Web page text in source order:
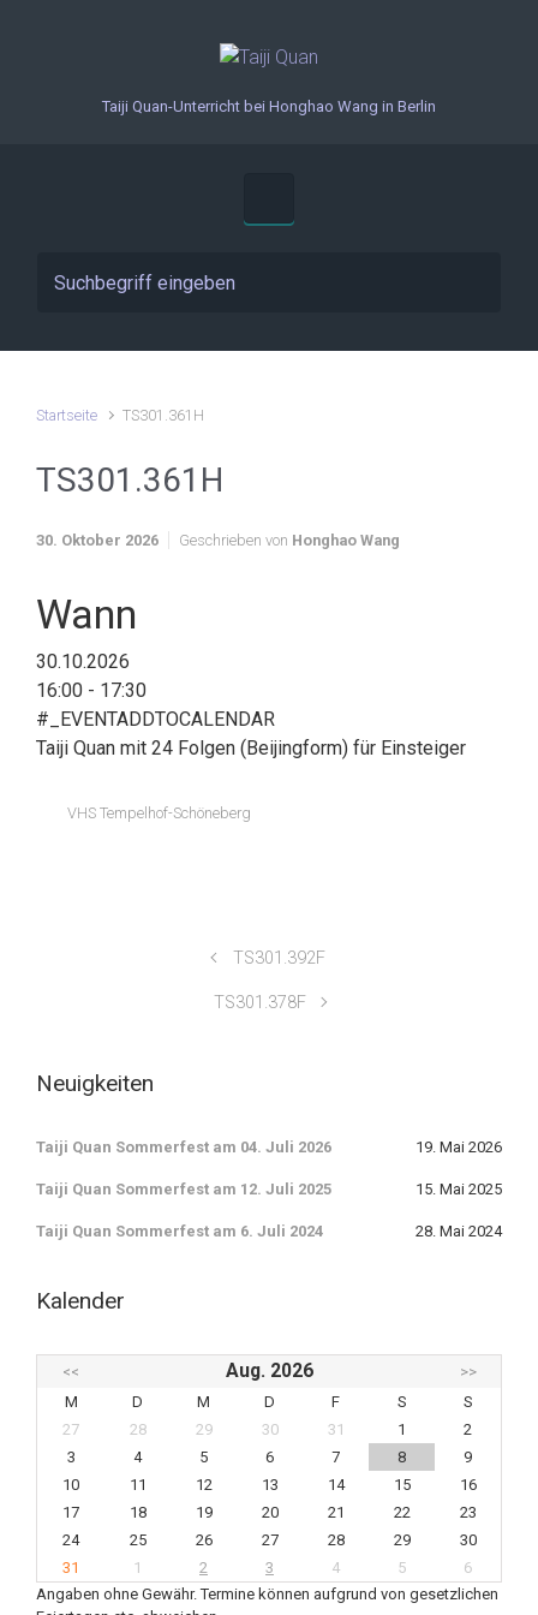
Taiji Quan-Unterricht bei Honghao Wang in Berlin
Startseite TS301.361H
TS301.361H
30. Oktober 2026 Geschrieben von Honghao Wang
Wann
30.10.2026
16:00 - 17:30
#_EVENTADDTOCALENDAR
Taiji Quan mit 24 Folgen (Beijingform) für Einsteiger
VHS Tempelhof-Schöneberg
TS301.392F
TS301.378F
Neuigkeiten
Taiji Quan Sommerfest am 04. Juli 2026 19. Mai 2026
Taiji Quan Sommerfest am 12. Juli 2025 15. Mai 2025
Taiji Quan Sommerfest am 6. Juli 2024 28. Mai 2024
Kalender
<< Aug. 2026
>>
M
D M D F S
S
27
28 29 30 31 1
2
3
4 5 6 7 8
9
10
11 12 13 14 15
16
17
18 19 20 21 22
23
24
25 26 27 28 29
30
31
1 2 3 4 5
6
Angaben ohne Gewähr. Termine können aufgrund von gesetzlichen